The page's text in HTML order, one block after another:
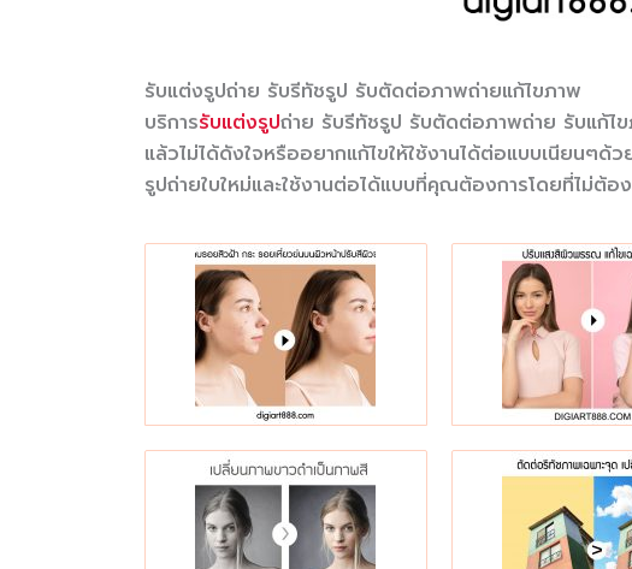
รับแต่งรูปถ่าย รับรีทัชรูป รับตัดต่อภาพถ่ายแก้ไขภาพ
บริการรับแต่งรูปถ่าย รับรีทัชรูป รับตัดต่อภาพถ่าย รับแก้ไ
แล้วไม่ได้ดังใจหรืออยากแก้ไขให้ใช้งานได้ต่อแบบเนียนๆ
รูปถ่ายใบใหม่และใช้งานต่อได้แบบที่คุณต้องการโดยที่ไม่ต้อ